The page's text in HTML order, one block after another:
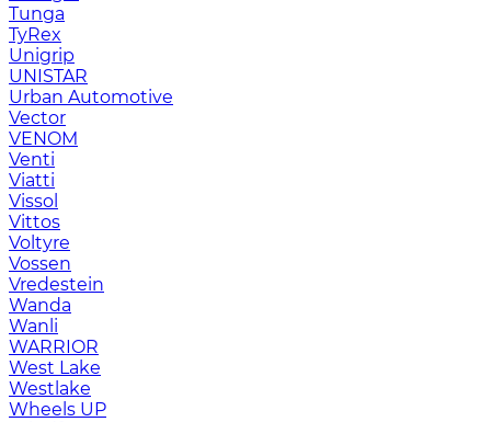
Tunga
TyRex
Unigrip
UNISTAR
Urban Automotive
Vector
VENOM
Venti
Viatti
Vissol
Vittos
Voltyre
Vossen
Vredestein
Wanda
Wanli
WARRIOR
West Lake
Westlake
Wheels UP